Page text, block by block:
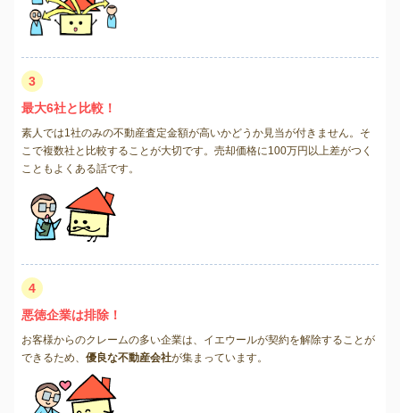
3
最大6社と比較！
素人では1社のみの不動産査定金額が高いかどうか見当が付きません。そ
こで複数社と比較することが大切です。売却価格に100万円以上差がつく
こともよくある話です。
4
悪徳企業は排除！
お客様からのクレームの多い企業は、イエウールが契約を解除することが
できるため、 優良な不動産会社が集まっています。